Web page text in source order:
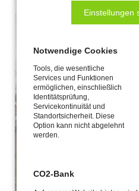
herzebrocker
Einstellungen
Notwendige Cookies
Tools, die wesentliche
Services und Funktionen
ermöglichen, einschließlich
Identitätsprüfung,
Servicekontinuität und
Standortsicherheit. Diese
Option kann nicht abgelehnt
werden.
CO2-Bank